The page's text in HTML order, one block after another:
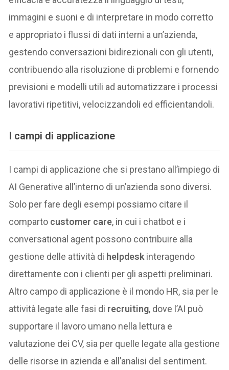
immagini e suoni e di interpretare in modo corretto
e appropriato i flussi di dati interni a un’azienda,
gestendo conversazioni bidirezionali con gli utenti,
contribuendo alla risoluzione di problemi e fornendo
previsioni e modelli utili ad automatizzare i processi
lavorativi ripetitivi, velocizzandoli ed efficientandoli.
I campi di applicazione
I campi di applicazione che si prestano all’impiego di
AI Generative all’interno di un’azienda sono diversi.
Solo per fare degli esempi possiamo citare il
comparto customer care, in cui i chatbot e i
conversational agent possono contribuire alla
gestione delle attività di helpdesk interagendo
direttamente con i clienti per gli aspetti preliminari.
Altro campo di applicazione è il mondo HR, sia per le
attività legate alle fasi di recruiting, dove l’AI può
supportare il lavoro umano nella lettura e
valutazione dei CV, sia per quelle legate alla gestione
delle risorse in azienda e all’analisi del sentiment.